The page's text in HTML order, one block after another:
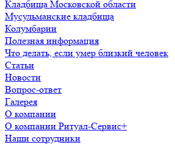
Кладбища Московской области
Мусульманские кладбища
Колумбарии
Полезная информация
Что делать, если умер близкий человек
Статьи
Новости
Вопрос-ответ
Галерея
О компании
О компании Ритуал-Сервис+
Наши сотрудники